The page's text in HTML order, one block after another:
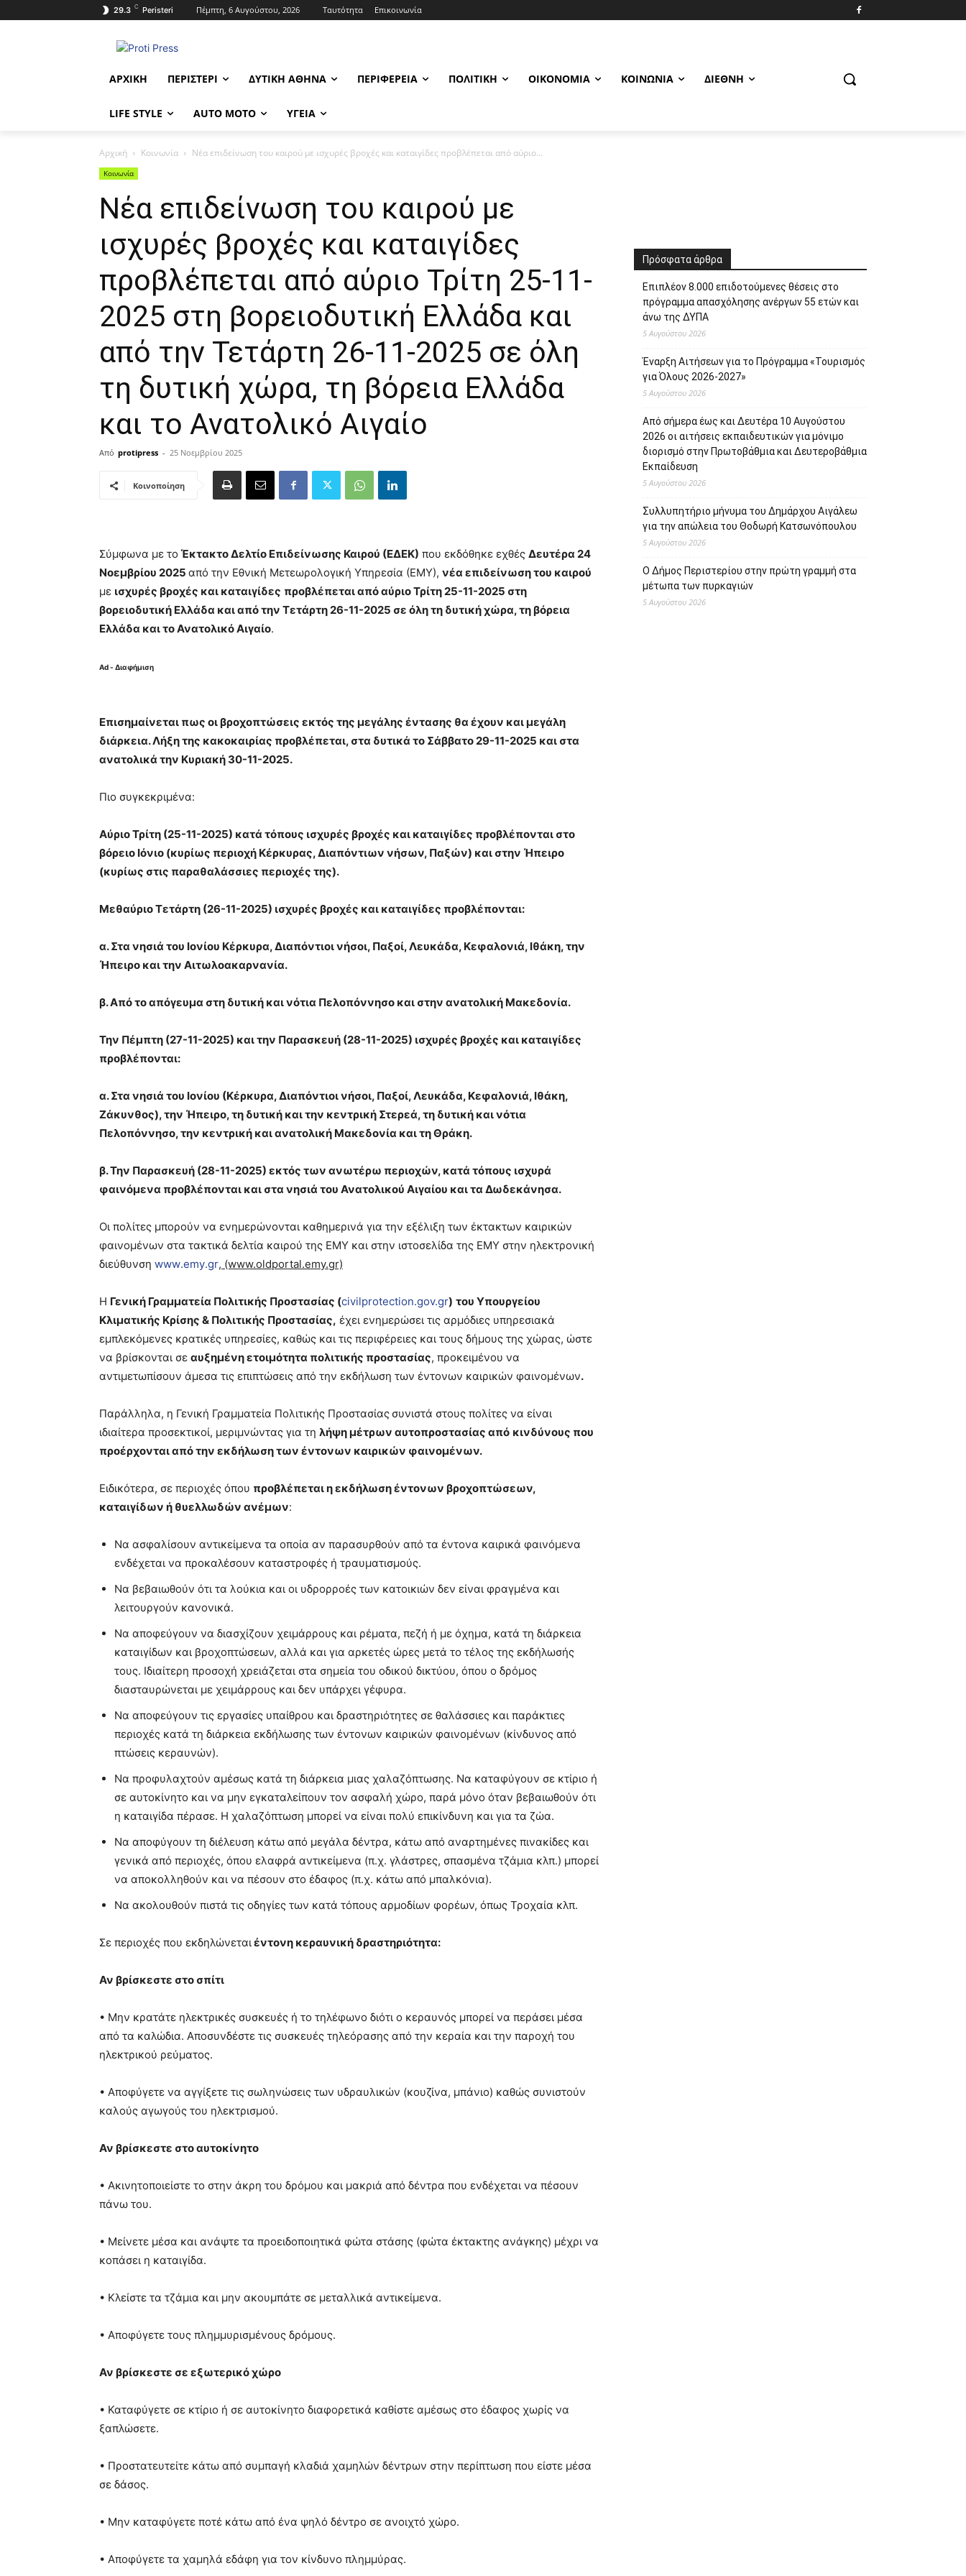
29.3 C Peristeri Πέμπτη, 6 Αυγούστου, 2026 Ταυτότητα Επικοινωνία
ΑΡΧΙΚΉ ΠΕΡΙΣΤΈΡΙ ΔΥΤΙΚΉ ΑΘΉΝΑ ΠΕΡΙΦΈΡΕΙΑ ΠΟΛΙΤΙΚΉ ΟΙΚΟΝΟΜΊΑ ΚΟΙΝΩΝΊΑ ΔΙΕΘΝΉ
LIFE STYLE AUTO MOTO ΥΓΕΊΑ
Αρχική Κοινωνία Νέα επιδείνωση του καιρού με ισχυρές βροχές και καταιγίδες προβλέπεται από αύριο...
Κοινωνία
Νέα επιδείνωση του καιρού με
ισχυρές βροχές και καταιγίδες
προβλέπεται από αύριο Τρίτη 25-11-
2025 στη βορειοδυτική Ελλάδα και
από την Τετάρτη 26-11-2025 σε όλη
τη δυτική χώρα, τη βόρεια Ελλάδα
και το Ανατολικό Αιγαίο
Από protipress - 25 Νοεμβρίου 2025
Κοινοποίηση
Σύμφωνα με το Έκτακτο Δελτίο Επιδείνωσης Καιρού (ΕΔΕΚ) που εκδόθηκε εχθές Δευτέρα 24
Νοεμβρίου 2025 από την Εθνική Μετεωρολογική Υπηρεσία (ΕΜΥ), νέα επιδείνωση του καιρού
με ισχυρές βροχές και καταιγίδες προβλέπεται από αύριο Τρίτη 25-11-2025 στη
βορειοδυτική Ελλάδα και από την Τετάρτη 26-11-2025 σε όλη τη δυτική χώρα, τη βόρεια
Ελλάδα και το Ανατολικό Αιγαίο.
Ad - Διαφήμιση
Επισημαίνεται πως οι βροχοπτώσεις εκτός της μεγάλης έντασης θα έχουν και μεγάλη
διάρκεια. Λήξη της κακοκαιρίας προβλέπεται, στα δυτικά το Σάββατο 29-11-2025 και στα
ανατολικά την Κυριακή 30-11-2025.
Πιο συγκεκριμένα:
Αύριο Τρίτη (25-11-2025) κατά τόπους ισχυρές βροχές και καταιγίδες προβλέπονται στο
βόρειο Ιόνιο (κυρίως περιοχή Κέρκυρας, Διαπόντιων νήσων, Παξών) και στην Ήπειρο
(κυρίως στις παραθαλάσσιες περιοχές της).
Μεθαύριο Τετάρτη (26-11-2025) ισχυρές βροχές και καταιγίδες προβλέπονται:
α. Στα νησιά του Ιονίου Κέρκυρα, Διαπόντιοι νήσοι, Παξοί, Λευκάδα, Κεφαλονιά, Ιθάκη, την
Ήπειρο και την Αιτωλοακαρνανία.
β. Από το απόγευμα στη δυτική και νότια Πελοπόννησο και στην ανατολική Μακεδονία.
Την Πέμπτη (27-11-2025) και την Παρασκευή (28-11-2025) ισχυρές βροχές και καταιγίδες
προβλέπονται:
α. Στα νησιά του Ιονίου (Κέρκυρα, Διαπόντιοι νήσοι, Παξοί, Λευκάδα, Κεφαλονιά, Ιθάκη,
Ζάκυνθος), την Ήπειρο, τη δυτική και την κεντρική Στερεά, τη δυτική και νότια
Πελοπόννησο, την κεντρική και ανατολική Μακεδονία και τη Θράκη.
β. Την Παρασκευή (28-11-2025) εκτός των ανωτέρω περιοχών, κατά τόπους ισχυρά
φαινόμενα προβλέπονται και στα νησιά του Ανατολικού Αιγαίου και τα Δωδεκάνησα.
Οι πολίτες μπορούν να ενημερώνονται καθημερινά για την εξέλιξη των έκτακτων καιρικών
φαινομένων στα τακτικά δελτία καιρού της ΕΜΥ και στην ιστοσελίδα της ΕΜΥ στην ηλεκτρονική
διεύθυνση www.emy.gr, (www.oldportal.emy.gr)
Η Γενική Γραμματεία Πολιτικής Προστασίας (civilprotection.gov.gr) του Υπουργείου
Κλιματικής Κρίσης & Πολιτικής Προστασίας, έχει ενημερώσει τις αρμόδιες υπηρεσιακά
εμπλεκόμενες κρατικές υπηρεσίες, καθώς και τις περιφέρειες και τους δήμους της χώρας, ώστε
να βρίσκονται σε αυξημένη ετοιμότητα πολιτικής προστασίας, προκειμένου να
αντιμετωπίσουν άμεσα τις επιπτώσεις από την εκδήλωση των έντονων καιρικών φαινομένων.
Παράλληλα, η Γενική Γραμματεία Πολιτικής Προστασίας συνιστά στους πολίτες να είναι
ιδιαίτερα προσεκτικοί, μεριμνώντας για τη λήψη μέτρων αυτοπροστασίας από κινδύνους που
προέρχονται από την εκδήλωση των έντονων καιρικών φαινομένων.
Ειδικότερα, σε περιοχές όπου προβλέπεται η εκδήλωση έντονων βροχοπτώσεων,
καταιγίδων ή θυελλωδών ανέμων:
Να ασφαλίσουν αντικείμενα τα οποία αν παρασυρθούν από τα έντονα καιρικά φαινόμενα
ενδέχεται να προκαλέσουν καταστροφές ή τραυματισμούς.
Να βεβαιωθούν ότι τα λούκια και οι υδρορροές των κατοικιών δεν είναι φραγμένα και
λειτουργούν κανονικά.
Να αποφεύγουν να διασχίζουν χειμάρρους και ρέματα, πεζή ή με όχημα, κατά τη διάρκεια
καταιγίδων και βροχοπτώσεων, αλλά και για αρκετές ώρες μετά το τέλος της εκδήλωσής
τους. Ιδιαίτερη προσοχή χρειάζεται στα σημεία του οδικού δικτύου, όπου ο δρόμος
διασταυρώνεται με χειμάρρους και δεν υπάρχει γέφυρα.
Να αποφεύγουν τις εργασίες υπαίθρου και δραστηριότητες σε θαλάσσιες και παράκτιες
περιοχές κατά τη διάρκεια εκδήλωσης των έντονων καιρικών φαινομένων (κίνδυνος από
πτώσεις κεραυνών).
Να προφυλαχτούν αμέσως κατά τη διάρκεια μιας χαλαζόπτωσης. Να καταφύγουν σε κτίριο ή
σε αυτοκίνητο και να μην εγκαταλείπουν τον ασφαλή χώρο, παρά μόνο όταν βεβαιωθούν ότι
η καταιγίδα πέρασε. Η χαλαζόπτωση μπορεί να είναι πολύ επικίνδυνη και για τα ζώα.
Να αποφύγουν τη διέλευση κάτω από μεγάλα δέντρα, κάτω από αναρτημένες πινακίδες και
γενικά από περιοχές, όπου ελαφρά αντικείμενα (π.χ. γλάστρες, σπασμένα τζάμια κλπ.) μπορεί
να αποκολληθούν και να πέσουν στο έδαφος (π.χ. κάτω από μπαλκόνια).
Να ακολουθούν πιστά τις οδηγίες των κατά τόπους αρμοδίων φορέων, όπως Τροχαία κλπ.
Σε περιοχές που εκδηλώνεταιέντονη κεραυνική δραστηριότητα:
Αν βρίσκεστε στο σπίτι
• Μην κρατάτε ηλεκτρικές συσκευές ή το τηλέφωνο διότι ο κεραυνός μπορεί να περάσει μέσα
από τα καλώδια. Αποσυνδέστε τις συσκευές τηλεόρασης από την κεραία και την παροχή του
ηλεκτρικού ρεύματος.
• Αποφύγετε να αγγίξετε τις σωληνώσεις των υδραυλικών (κουζίνα, μπάνιο) καθώς συνιστούν
καλούς αγωγούς του ηλεκτρισμού.
Αν βρίσκεστε στο αυτοκίνητο
• Ακινητοποιείστε το στην άκρη του δρόμου και μακριά από δέντρα που ενδέχεται να πέσουν
πάνω του.
• Μείνετε μέσα και ανάψτε τα προειδοποιητικά φώτα στάσης (φώτα έκτακτης ανάγκης) μέχρι να
κοπάσει η καταιγίδα.
• Κλείστε τα τζάμια και μην ακουμπάτε σε μεταλλικά αντικείμενα.
• Αποφύγετε τους πλημμυρισμένους δρόμους.
Αν βρίσκεστε σε εξωτερικό χώρο
• Καταφύγετε σε κτίριο ή σε αυτοκίνητο διαφορετικά καθίστε αμέσως στο έδαφος χωρίς να
ξαπλώσετε.
• Προστατευτείτε κάτω από συμπαγή κλαδιά χαμηλών δέντρων στην περίπτωση που είστε μέσα
σε δάσος.
• Μην καταφύγετε ποτέ κάτω από ένα ψηλό δέντρο σε ανοιχτό χώρο.
• Αποφύγετε τα χαμηλά εδάφη για τον κίνδυνο πλημμύρας.
Πρόσφατα άρθρα
Επιπλέον 8.000 επιδοτούμενες θέσεις στο
πρόγραμμα απασχόλησης ανέργων 55 ετών και
άνω της ΔΥΠΑ
5 Αυγούστου 2026
Έναρξη Αιτήσεων για το Πρόγραμμα «Τουρισμός
για Όλους 2026-2027»
5 Αυγούστου 2026
Από σήμερα έως και Δευτέρα 10 Αυγούστου
2026 οι αιτήσεις εκπαιδευτικών για μόνιμο
διορισμό στην Πρωτοβάθμια και Δευτεροβάθμια
Εκπαίδευση
5 Αυγούστου 2026
Συλλυπητήριο μήνυμα του Δημάρχου Αιγάλεω
για την απώλεια του Θοδωρή Κατσωνόπουλου
5 Αυγούστου 2026
Ο Δήμος Περιστερίου στην πρώτη γραμμή στα
μέτωπα των πυρκαγιών
5 Αυγούστου 2026